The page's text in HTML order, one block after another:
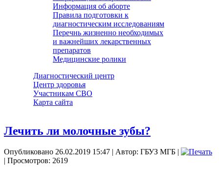
Информация об аборте
Правила подготовки к
диагностическим исследованиям
Перечнь жизненно необходимых
и важнейших лекарственных
препаратов
Медицинские ролики
Диагностический центр
Центр здоровья
Участникам СВО
Карта сайта
Лечить ли молочные зубы?
Опубликовано 26.02.2019 15:47 | Автор: ГБУЗ МГБ |
| Просмотров: 2619